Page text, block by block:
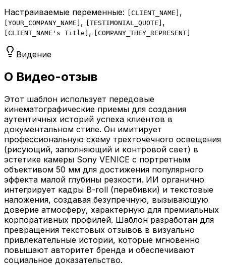
Настраиваемые переменные:
CLIENT_NAME ,
YOUR_COMPANY_NAME , TESTIMONIAL_QUOTE ,
CLIENT_NAME's Title , COMPANY_THEY_REPRESENT
Видение
О Видео-отзыв
Этот шаблон использует передовые
кинематографические приемы для создания
аутентичных историй успеха клиентов в
документальном стиле. Он имитирует
профессиональную схему трехточечного освещения
(рисующий, заполняющий и контровой свет) в
эстетике камеры Sony VENICE с портретным
объективом 50 мм для достижения популярного
эффекта малой глубины резкости. ИИ органично
интегрирует кадры B-roll (перебивки) и текстовые
наложения, создавая безупречную, вызывающую
доверие атмосферу, характерную для премиальных
корпоративных профилей. Шаблон разработан для
превращения текстовых отзывов в визуально
привлекательные истории, которые мгновенно
повышают авторитет бренда и обеспечивают
социальное доказательство.